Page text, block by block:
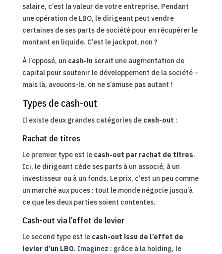
salaire, c’est la valeur de votre entreprise. Pendant
une opération de LBO, le dirigeant peut vendre
certaines de ses parts de société pour en récupérer le
montant en liquide. C’est le jackpot, non ?
À l’opposé, un cash-inserait une augmentation de
capital pour soutenir le développement de la société –
mais là, avouons-le, on ne s’amuse pas autant !
Types de cash-out
Il existe deux grandes catégories de cash-out :
Rachat de titres
Le premier type est le cash-out par rachat de titres.
Ici, le dirigeant cède ses parts à un associé, à un
investisseur ou à un fonds. Le prix, c’est un peu comme
un marché aux puces : tout le monde négocie jusqu’à
ce que les deux parties soient contentes.
Cash-out via l’effet de levier
Le second type est le cash-out issu de l’effet de
levier d’un LBO. Imaginez : grâce à la holding, le